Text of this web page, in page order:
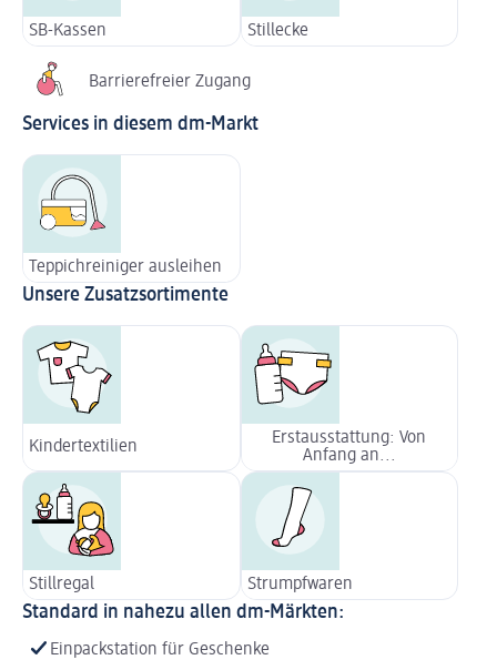
SB-Kassen Stillecke
Barrierefreier Zugang
Services in diesem dm-Markt
Teppichreiniger ausleihen
Unsere Zusatzsortimente
Kindertextilien
Erstausstattung: Von
Anfang an...
Stillregal Strumpfwaren
Standard in nahezu allen dm-Märkten:
Einpackstation für Geschenke